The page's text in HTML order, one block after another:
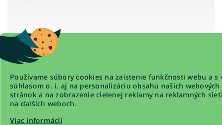
Používame súbory cookies na zaistenie funkčnosti webu a s
súhlasom o. i. aj na personalizáciu obsahu našich webových
stránok a na zobrazenie cielenej reklamy na reklamných
na ďalších weboch.
Viac informácií